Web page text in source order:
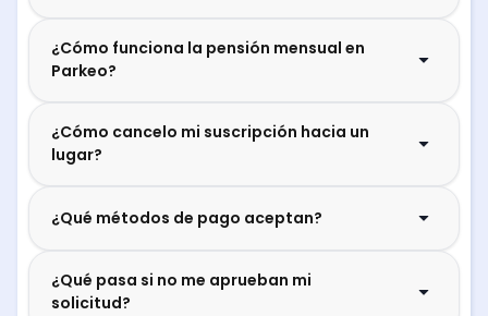
¿Cómo funciona la pensión mensual en
Parkeo?
¿Cómo cancelo mi suscripción hacia un
lugar?
¿Qué métodos de pago aceptan?
¿Qué pasa si no me aprueban mi
solicitud?